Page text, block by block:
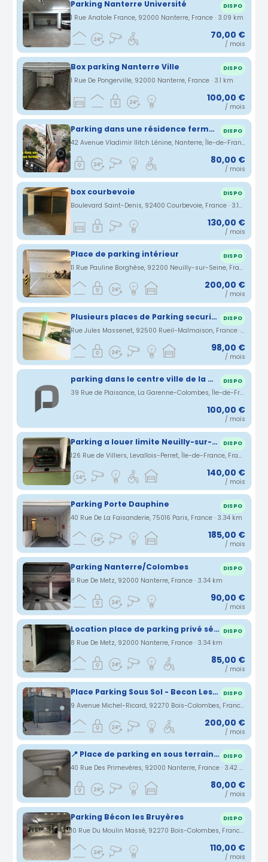
Parking Nanterre Université DISPO
1 Rue Anatole France, 92000 Nanterre, France · 3.09 km
70,00 €
/ mois
Box parking Nanterre Ville DISPO
1 Rue De Pongerville, 92000 Nanterre, France · 3.1 km
100,00 €
/ mois
Parking dans une résidence fermée au centre de Nanterre ville DISPO
42 Avenue Vladimir Ilitch Lénine, Nanterre, Île-de-France, France · 3.15 km
80,00 €
/ mois
box courbevoie DISPO
Boulevard Saint-Denis, 92400 Courbevoie, France · 3.15 km
130,00 €
/ mois
Place de parking intérieur DISPO
11 Rue Pauline Borghèse, 92200 Neuilly-sur-Seine, France · 3.18 km
200,00 €
/ mois
Plusieurs places de Parking securisés et au sous sols DISPO
Rue Jules Massenet, 92500 Rueil-Malmaison, France · 3.19 km
98,00 €
/ mois
parking dans le centre ville de la Garenne Colombes (92250) DISPO
39 Rue de Plaisance, La Garenne-Colombes, Île-de-France, France · 3.21 km
100,00 €
/ mois
Parking a louer limite Neuilly-sur-Seine/Levallois-Perret DISPO
126 Rue de Villiers, Levallois-Perret, Île-de-France, France · 3.28 km
140,00 €
/ mois
Parking Porte Dauphine DISPO
40 Rue De La Faisanderie, 75016 Paris, France · 3.34 km
185,00 €
/ mois
Parking Nanterre/Colombes DISPO
8 Rue De Metz, 92000 Nanterre, France · 3.34 km
90,00 €
/ mois
Location place de parking privé sécurisé (souterrain) - Nanterre 92000 DISPO
8 Rue De Metz, 92000 Nanterre, France · 3.34 km
85,00 €
/ mois
Place Parking Sous Sol - Becon Les Bruyeres DISPO
9 Avenue Michel-Ricard, 92270 Bois-Colombes, France · 3.41 km
200,00 €
/ mois
📍 Place de parking en sous terrain à louer – Nanterre 🚗 DISPO
40 Rue Des Primevères, 92000 Nanterre, France · 3.42 km
80,00 €
/ mois
Parking Bécon les Bruyères DISPO
10 Rue Du Moulin Massé, 92270 Bois-Colombes, France · 3.45 km
110,00 €
/ mois